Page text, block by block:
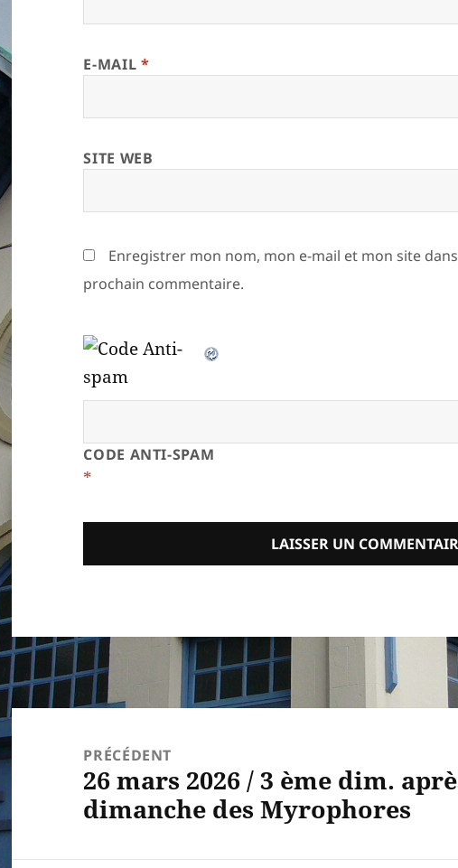
E-MAIL *
SITE WEB
Enregistrer mon nom, mon e-mail et mon site
prochain commentaire.
CODE ANTI-SPAM
*
Navigation
PRÉCÉDENT
Article
précédent :
26 mars 2026 / 3 ème dim.
dimanche des Myrophores